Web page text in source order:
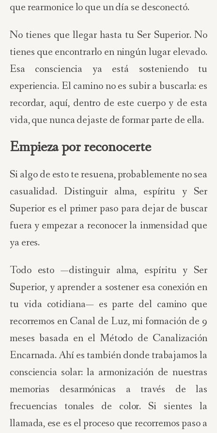
que rearmonice lo que un día se desconectó.
No tienes que llegar hasta tu Ser Superior. No
tienes que encontrarlo en ningún lugar elevado.
Esa consciencia ya está sosteniendo tu
experiencia. El camino no es subir a buscarla: es
recordar, aquí, dentro de este cuerpo y de esta
vida, que nunca dejaste de formar parte de ella.
Empieza por reconocerte
Si algo de esto te resuena, probablemente no sea
casualidad. Distinguir alma, espíritu y Ser
Superior es el primer paso para dejar de buscar
fuera y empezar a reconocer la inmensidad que
ya eres.
Todo esto —distinguir alma, espíritu y Ser
Superior, y aprender a sostener esa conexión en
tu vida cotidiana— es parte del camino que
recorremos en Canal de Luz, mi formación de 9
meses basada en el Método de Canalización
Encarnada. Ahí es también donde trabajamos la
consciencia solar: la armonización de nuestras
memorias desarmónicas a través de las
frecuencias tonales de color. Si sientes la
llamada, ese es el proceso que recorremos paso a